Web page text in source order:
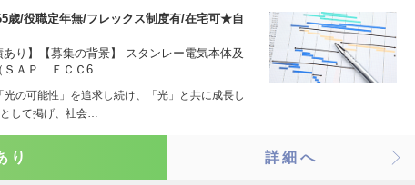
歳/役職定年無/フレックス制度有/在宅可★自
あり】【募集の背景】 スタンレー電気本体及
ＳＡＰ ＥＣＣ6…
の可能性」を追求し続け、「光」と共に成長し
して掲げ、社会…
り 詳細へ